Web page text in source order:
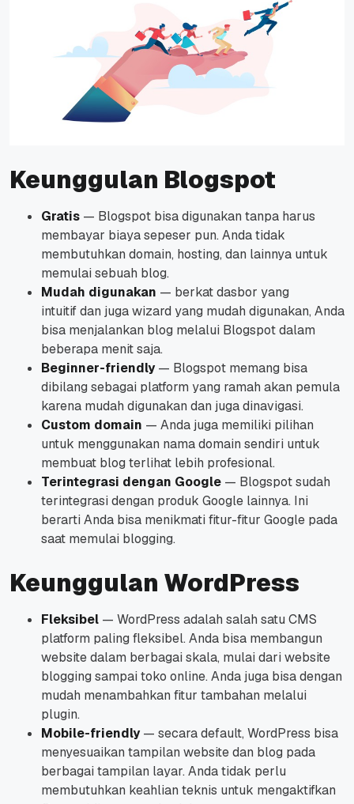
Keunggulan Blogspot
Gratis — Blogspot bisa digunakan tanpa harus
membayar biaya sepeser pun. Anda tidak
membutuhkan domain, hosting, dan lainnya untuk
memulai sebuah blog.
Mudah digunakan — berkat dasbor yang
intuitifdan juga wizard yang mudah digunakan, Anda
bisa menjalankan blog melalui Blogspot dalam
beberapa menit saja.
Beginner-friendly— Blogspot memang bisa
dibilang sebagai platform yang ramah akan pemula
karena mudah digunakan dan juga dinavigasi.
Custom domain — Anda juga memiliki pilihan
untuk menggunakan nama domain sendiri untuk
membuat blog terlihat lebih profesional.
Terintegrasi dengan Google — Blogspot sudah
terintegrasi dengan produk Google lainnya. Ini
berarti Anda bisa menikmati fitur-fitur Google pada
saat memulai blogging.
Keunggulan WordPress
Fleksibel — WordPress adalah salah satu CMS
platform paling fleksibel. Anda bisa membangun
website dalam berbagai skala, mulai dari website
blogging sampai toko online. Anda juga bisa dengan
mudah menambahkan fitur tambahan melalui
plugin.
Mobile-friendly— secara default, WordPress bisa
menyesuaikan tampilan website dan blog pada
berbagai tampilan layar. Anda tidak perlu
membutuhkan keahlian teknis untuk mengaktifkan